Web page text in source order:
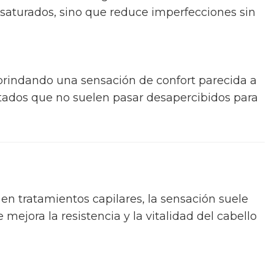
sino que reduce imperfecciones sin
una sensación de confort parecida a
que no suelen pasar desapercibidos para
tratamientos capilares, la sensación suele
mejora la resistencia y la vitalidad del cabello